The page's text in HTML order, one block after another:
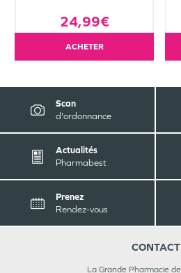
24,99€
ACHETER
Scan
d'ordonnance
Actualités
Pharmabest
Prenez
Rendez-vous
CONTACT
La Grande Pharmacie